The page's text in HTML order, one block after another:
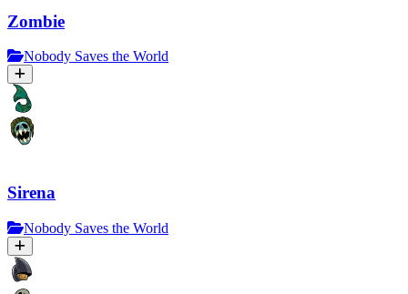
Zombie
Nobody Saves the World
Sirena
Nobody Saves the World